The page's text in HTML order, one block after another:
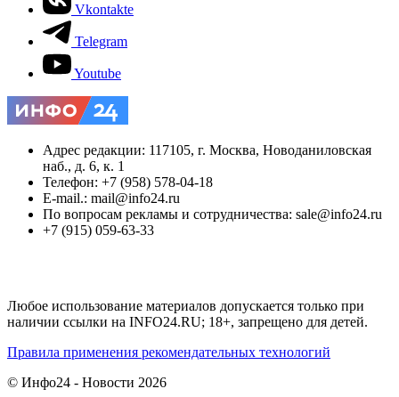
Vkontakte
Telegram
Youtube
Адрес редакции: 117105, г. Москва, Новоданиловская
наб., д. 6, к. 1
Телефон: +7 (958) 578-04-18
E-mail.: mail@info24.ru
По вопросам рекламы и сотрудничества: sale@info24.ru
+7 (915) 059-63-33
Любое использование материалов допускается только при
наличии ссылки на INFO24.RU; 18+, запрещено для детей.
Правила применения рекомендательных технологий
© Инфо24 - Новости 2026